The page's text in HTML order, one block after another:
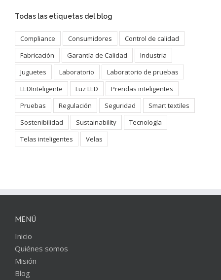
Todas las etiquetas del blog
Compliance Consumidores
Control de calidad
Fabricación
Garantía de Calidad
Industria
Juguetes
Laboratorio
Laboratorio de pruebas
LEDInteligente
Luz LED
Prendas inteligentes
Pruebas
Regulación Seguridad
Smart textiles
Sostenibilidad
Sustainability
Tecnología
Telas inteligentes
Velas
MENÚ
Inicio
Quiénes somos
Misión
Blog